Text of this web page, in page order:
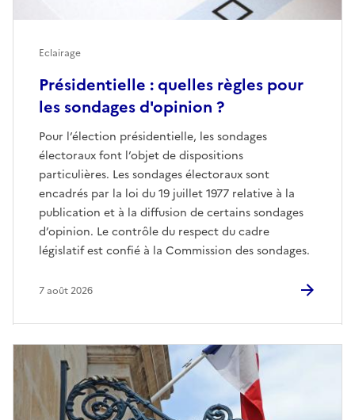
Présidentielle : quelles règles pour
les sondages d'opinion ?
Pour l’élection présidentielle, les sondages
électoraux font l’objet de dispositions
particulières. Les sondages électoraux sont
encadrés par la loi du 19 juillet 1977 relative à la
publication et à la diffusion de certains sondages
d’opinion. Le contrôle du respect du cadre
législatif est confié à la Commission des sondages.
Eclairage
7 août 2026